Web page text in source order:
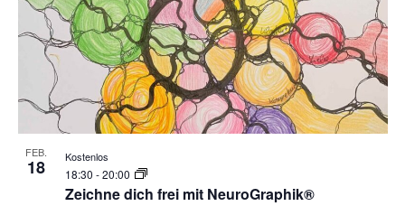
FEB.
18
Zeichne dich frei mit NeuroGraphik®
18:30 -20:00
Kostenlos